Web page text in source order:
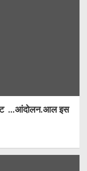
…आंदोलन.आल इस